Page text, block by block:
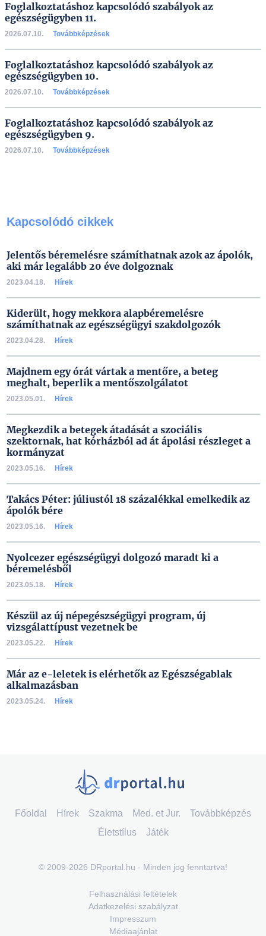
Foglalkoztatáshoz kapcsolódó szabályok az
egészségügyben 11.
2026.07.10. Továbbképzések
Foglalkoztatáshoz kapcsolódó szabályok az
egészségügyben 10.
2026.07.10. Továbbképzések
Foglalkoztatáshoz kapcsolódó szabályok az
egészségügyben 9.
2026.07.10. Továbbképzések
Kapcsolódó cikkek
Jelentős béremelésre számíthatnak azok az ápolók,
aki már legalább 20 éve dolgoznak
2023.04.18. Hírek
Kiderült, hogy mekkora alapbéremelésre
számíthatnak az egészségügyi szakdolgozók
2023.04.28. Hírek
Majdnem egy órát vártak a mentőre, a beteg
meghalt, beperlik a mentőszolgálatot
2023.05.01. Hírek
Megkezdik a betegek átadását a szociális
szektornak, hat kórházból ad át ápolási részleget a
kormányzat
2023.05.16. Hírek
Takács Péter: júliustól 18 százalékkal emelkedik az
ápolók bére
2023.05.16. Hírek
Nyolcezer egészségügyi dolgozó maradt ki a
béremelésből
2023.05.18. Hírek
Készül az új népegészségügyi program, új
vizsgálattípust vezetnek be
2023.05.22. Hírek
Már az e-leletek is elérhetők az Egészségablak
alkalmazásban
2023.05.24. Hírek
Főoldal Hírek Szakma Med. et Jur.
Továbbképzés
Életstílus
Játék
© 2009-2026 DRportal.hu - Minden jog fenntartva!
Felhasználási feltételek
Adatkezelési szabályzat
Impresszum
Médiaajánlat